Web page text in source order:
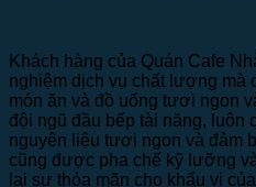
Khách hàng của Quán Cafe
nghiệm dịch vụ chất lượng
món ăn và đồ uống tươi ngon
đội ngũ đầu bếp tài năng, luôn
nguyên liệu tươi ngon và đảm
cũng được pha chế kỹ lưỡng
lại sự thỏa mãn cho khẩu vị